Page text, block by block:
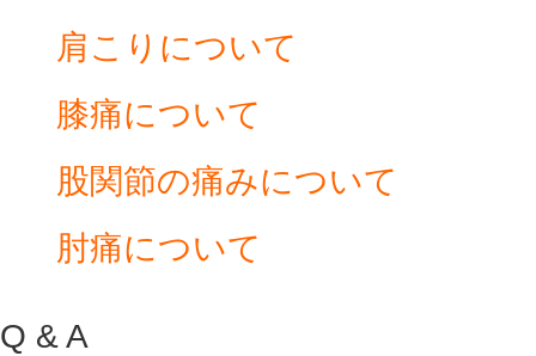
肩こりについて
膝痛について
股関節の痛みについて
肘痛について
Q & A